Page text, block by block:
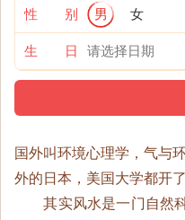
性 别 男 女
生 日
国外叫环境心理学，气与
外的日本，美国大学都开
其实风水是一门自然科